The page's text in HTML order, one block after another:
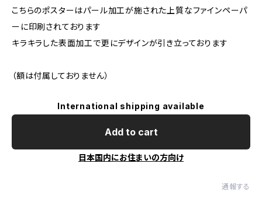
こちらのポスターはパール加工が施された上質なファインペーパ
ーに印刷されております
キラキラした表面加工で更にデザインが引き立っております
（額は付属しておりません）
International shipping available
Add to cart
日本国内にお住まいの方向け
通報する